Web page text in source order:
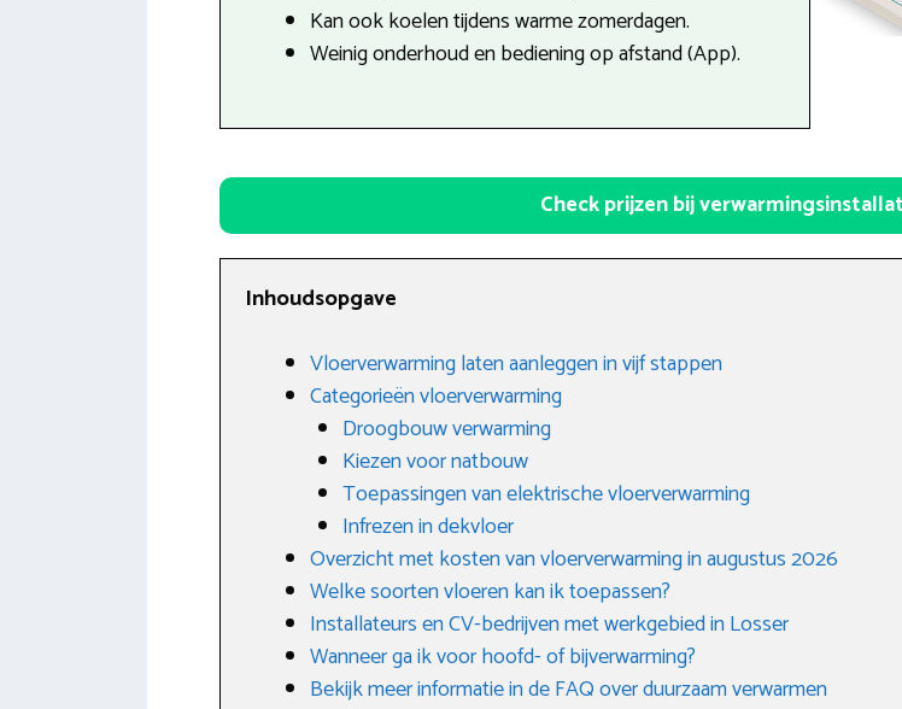
Kan ook koelen tijdens warme zomerdagen.
Weinig onderhoud en bediening op afstand (App).
Check prijzen bij
Inhoudsopgave
Vloerverwarming laten aanleggen in vijf stappen
Categorieën vloerverwarming
Droogbouw verwarming
Kiezen voor natbouw
Toepassingen van elektrische vloerverwarming
Infrezen in dekvloer
Overzicht met kosten van vloerverwarming in augustus 2026
Welke soorten vloeren kan ik toepassen?
Installateurs en CV-bedrijven met werkgebied in Losser
Wanneer ga ik voor hoofd- of bijverwarming?
Bekijk meer informatie in de FAQ over duurzaam verwarmen